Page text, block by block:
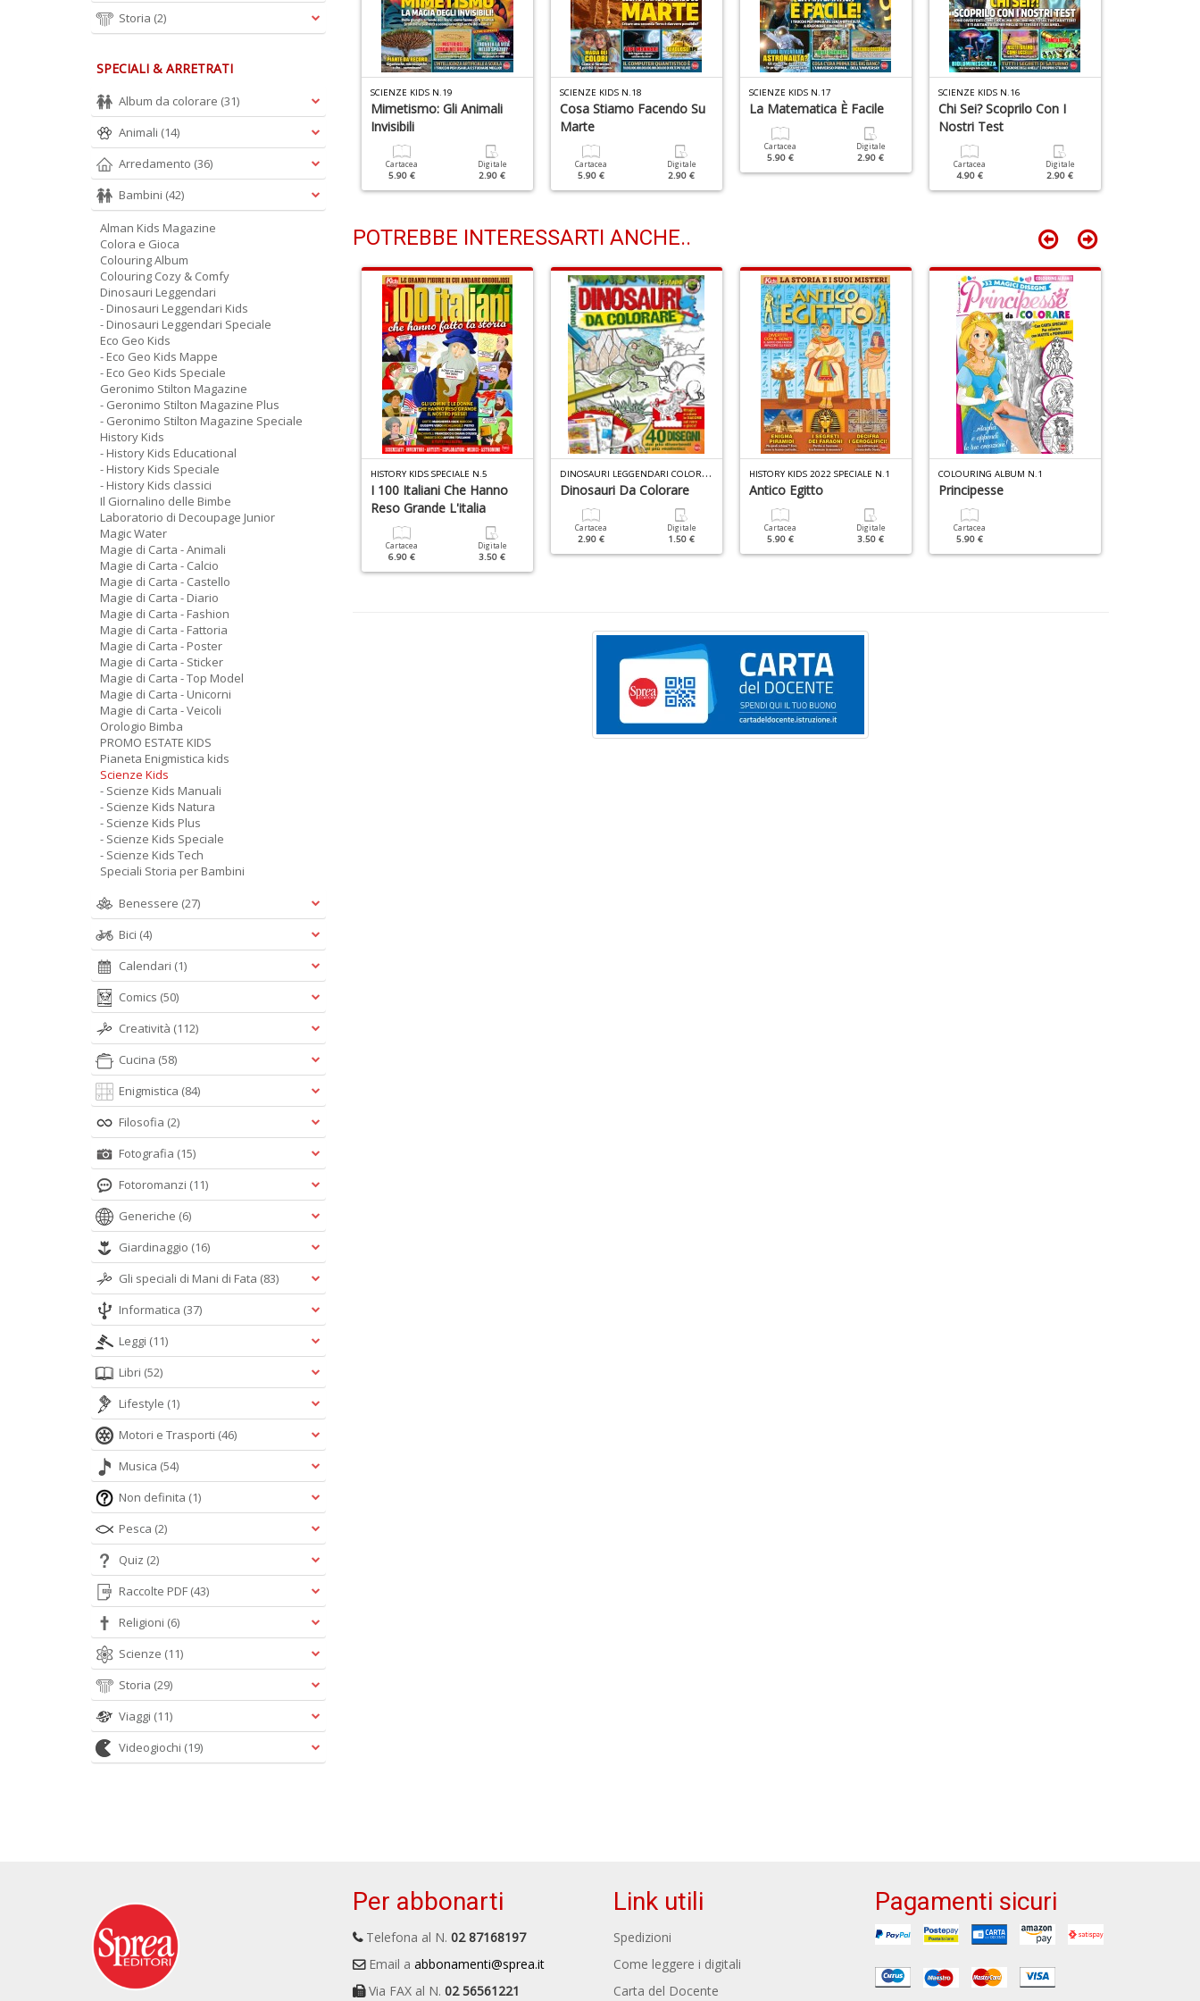
È Quasi
Digitale
2.90 €
Come Funziona Il Nostro
Cartacea Digitale
SCIENZE KIDS N.19
Mimetismo: Gli Animali
Invisibili
Cartacea
5.90 €
Digitale
2.90 €
SCIENZE KIDS N.18
Cosa Stiamo Facendo Su
Marte
Cartacea
5.90 €
Digitale
2.90 €
SCIENZE KIDS N.17
La Matematica È Facile
Cartacea
5.90 €
Digitale
2.90 €
SCIENZE KIDS N.16
Chi Sei? Scoprilo Con I
Nostri Test
Cartacea
4.90 €
Digitale
2.90 €
POTREBBE INTERESSARTI ANCHE..
DI CARTA - UNICORNI N.1
3.00 €
SCIENZE KIDS SPAZIO N.1
6.90 €
HISTORY KIDS SPECIALE N.5
I 100 Italiani Che Hanno
Reso Grande L'italia
Cartacea
6.90 €
Digitale
3.50 €
D
INOSAURI LEGGENDARI COLOR N.1
Dinosauri Da Colorare
Cartacea
2.90 €
Digitale
1.50 €
HISTORY KIDS 2022 SPECIALE N.1
Antico Egitto
Cartacea
5.90 €
Digitale
3.50 €
COLOURING ALBUM N.1
Principesse
Cartacea
5.90 €
Storia (2)
SPECIALI & ARRETRATI
Album da colorare (31)
Animali (14)
Arredamento (36)
Bambini (42)
Alman Kids Magazine
Colora e Gioca
Colouring Album
Colouring Cozy & Comfy
Dinosauri Leggendari
- Dinosauri Leggendari Kids
- Dinosauri Leggendari Speciale
Eco Geo Kids
- Eco Geo Kids Mappe
- Eco Geo Kids Speciale
Geronimo Stilton Magazine
- Geronimo Stilton Magazine Plus
- Geronimo Stilton Magazine Speciale
History Kids
- History Kids Educational
- History Kids Speciale
- History Kids classici
Il Giornalino delle Bimbe
Laboratorio di Decoupage Junior
Magic Water
Magie di Carta - Animali
Magie di Carta - Calcio
Magie di Carta - Castello
Magie di Carta - Diario
Magie di Carta - Fashion
Magie di Carta - Fattoria
Magie di Carta - Poster
Magie di Carta - Sticker
Magie di Carta - Top Model
Magie di Carta - Unicorni
Magie di Carta - Veicoli
Orologio Bimba
PROMO ESTATE KIDS
Pianeta Enigmistica kids
Scienze Kids
- Scienze Kids Manuali
- Scienze Kids Natura
- Scienze Kids Plus
- Scienze Kids Speciale
- Scienze Kids Tech
Speciali Storia per Bambini
Benessere (27)
Bici (4)
Calendari (1)
Comics (50)
Creatività (112)
Cucina (58)
Enigmistica (84)
Filosofia (2)
Fotografia (15)
Fotoromanzi (11)
Generiche (6)
Giardinaggio (16)
Gli speciali di Mani di Fata (83)
Informatica (37)
Leggi (11)
Libri (52)
Lifestyle (1)
Motori e Trasporti (46)
Musica (54)
Non definita (1)
Pesca (2)
Quiz (2)
Raccolte PDF (43)
Religioni (6)
Scienze (11)
Storia (29)
Viaggi (11)
Videogiochi (19)
Per abbonarti
Telefona al N. 02 87168197
Email a abbonamenti@sprea.it
Via FAX al N. 02 56561221
Link utili
Spedizioni
Come leggere i digitali
Carta del Docente
Pagamenti sicuri